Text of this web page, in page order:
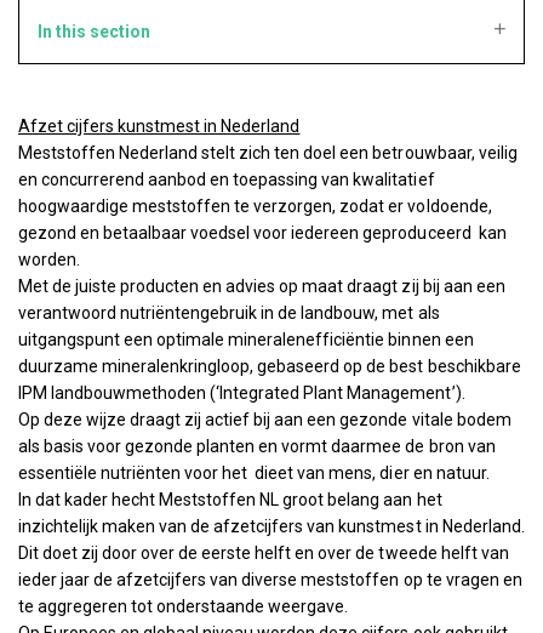
In this section
Afzet cijfers kunstmest in Nederland
Meststoffen Nederland stelt zich ten doel een betrouwbaar, veilig
en concurrerend aanbod en toepassing van kwalitatief
hoogwaardige meststoffen te verzorgen, zodat er voldoende,
gezond en betaalbaar voedsel voor iedereen geproduceerd kan
worden.
Met de juiste producten en advies op maat draagt zij bij aan een
verantwoord nutriëntengebruik in de landbouw, met als
uitgangspunt een optimale mineralenefficiëntie binnen een
duurzame mineralenkringloop, gebaseerd op de best beschikbare
IPM landbouwmethoden (‘Integrated Plant Management’).
Op deze wijze draagt zij actief bij aan een gezonde vitale bodem
als basis voor gezonde planten en vormt daarmee de bron van
essentiële nutriënten voor het dieet van mens, dier en natuur.
In dat kader hecht Meststoffen NL groot belang aan het
inzichtelijk maken van de afzetcijfers van kunstmest in Nederland.
Dit doet zij door over de eerste helft en over de tweede helft van
ieder jaar de afzetcijfers van diverse meststoffen op te vragen en
te aggregeren tot onderstaande weergave.